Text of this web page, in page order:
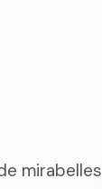
mirabelles